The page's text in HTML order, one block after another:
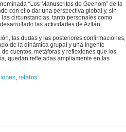
“Los Manuscritos de Geenom” de la
con ello dar una perspectiva global y, sin
circunstancias, tanto personales como
las actividades de Aztlán.
las dudas y las posteriores confirmaciones,
de la dinámica grupal y una ingente
cuentos, metáforas y reflexiones que los
quedan reflejadas ampliamente en las
, relatos